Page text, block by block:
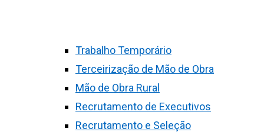
Trabalho Temporário
Terceirização de Mão de Obra
Mão de Obra Rural
Recrutamento de Executivos
Recrutamento e Seleção